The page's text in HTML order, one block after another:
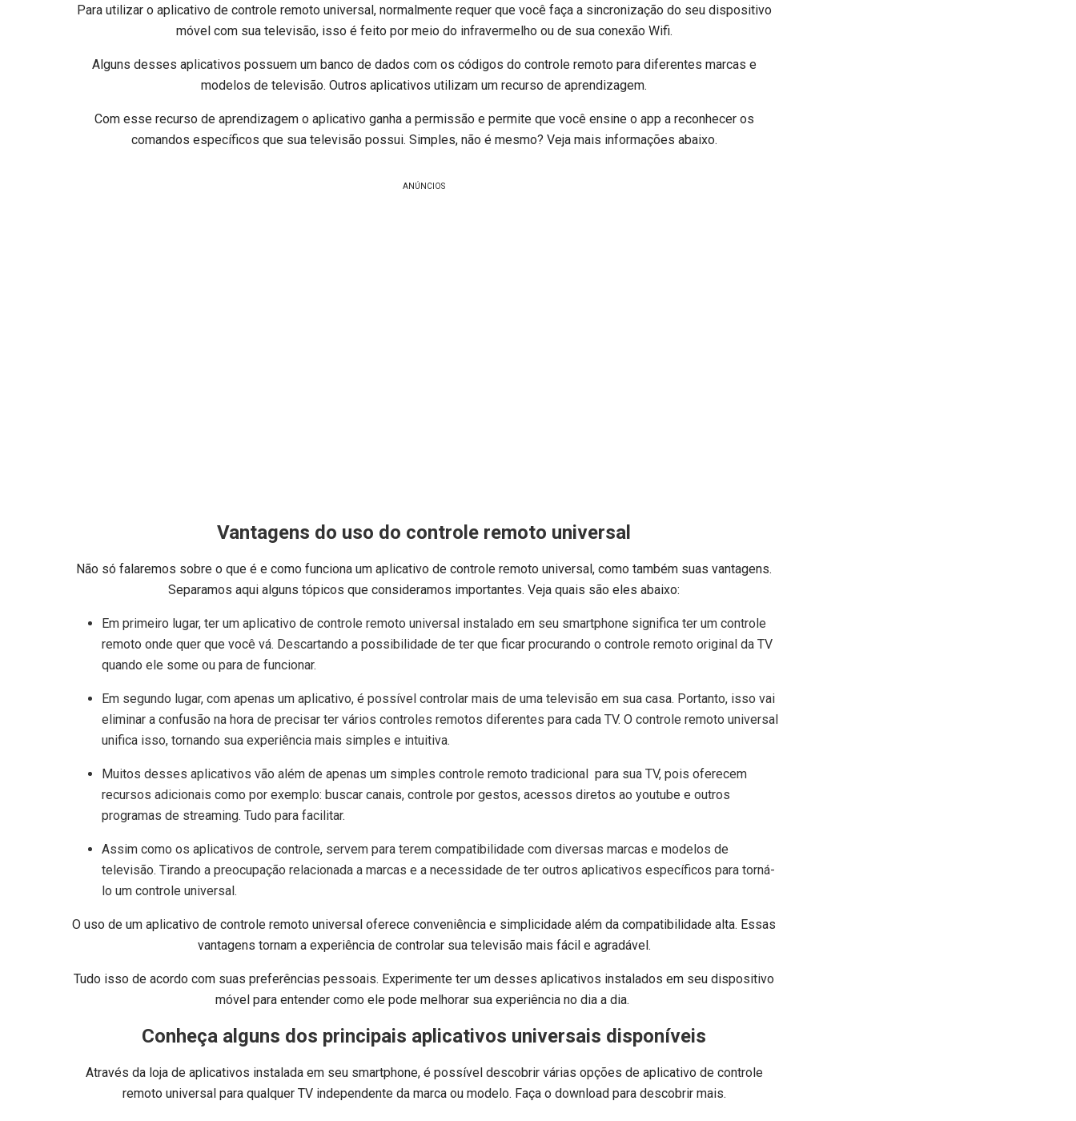
Para utilizar o aplicativo de controle remoto universal, normalmente requer que você faça a sincronização do seu dispositivo
móvel com sua televisão, isso é feito por meio do infravermelho ou de sua conexão Wifi.
Alguns desses aplicativos possuem um banco de dados com os códigos do controle remoto para diferentes marcas e
modelos de televisão. Outros aplicativos utilizam um recurso de aprendizagem.
Com esse recurso de aprendizagem o aplicativo ganha a permissão e permite que você ensine o app a reconhecer os
comandos específicos que sua televisão possui. Simples, não é mesmo? Veja mais informações abaixo.
ANÚNCIOS
Vantagens do uso do controle remoto universal
Não só falaremos sobre o que é e como funciona um aplicativo de controle remoto universal, como também suas vantagens.
Separamos aqui alguns tópicos que consideramos importantes. Veja quais são eles abaixo:
Em primeiro lugar, ter um aplicativo de controle remoto universal instalado em seu smartphone significa ter um controle
remoto onde quer que você vá. Descartando a possibilidade de ter que ficar procurando o controle remoto original da TV
quando ele some ou para de funcionar.
Em segundo lugar, com apenas um aplicativo, é possível controlar mais de uma televisão em sua casa. Portanto, isso vai
eliminar a confusão na hora de precisar ter vários controles remotos diferentes para cada TV. O controle remoto universal
unifica isso, tornando sua experiência mais simples e intuitiva.
Muitos desses aplicativos vão além de apenas um simples controle remoto tradicional para sua TV, pois oferecem
recursos adicionais como por exemplo: buscar canais, controle por gestos, acessos diretos ao youtube e outros
programas de streaming. Tudo para facilitar.
Assim como os aplicativos de controle, servem para terem compatibilidade com diversas marcas e modelos de
televisão. Tirando a preocupação relacionada a marcas e a necessidade de ter outros aplicativos específicos para torná-
lo um controle universal.
O uso de um aplicativo de controle remoto universal oferece conveniência e simplicidade além da compatibilidade alta. Essas
vantagens tornam a experiência de controlar sua televisão mais fácil e agradável.
Tudo isso de acordo com suas preferências pessoais. Experimente ter um desses aplicativos instalados em seu dispositivo
móvel para entender como ele pode melhorar sua experiência no dia a dia.
Conheça alguns dos principais aplicativos universais disponíveis
Através da loja de aplicativos instalada em seu smartphone, é possível descobrir várias opções de aplicativo de controle
remoto universal para qualquer TV independente da marca ou modelo. Faça o download para descobrir mais.